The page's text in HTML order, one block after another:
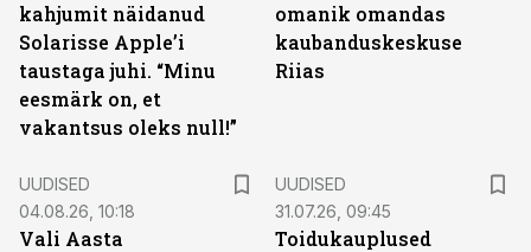
kahjumit näidanud
Solarisse Apple’i
taustaga juhi. “Minu
eesmärk on, et
vakantsus oleks null!”
omanik omandas
kaubanduskeskuse
Riias
UUDISED
04.08.26, 10:18
Vali Aasta
UUDISED
31.07.26, 09:45
Toidukauplused